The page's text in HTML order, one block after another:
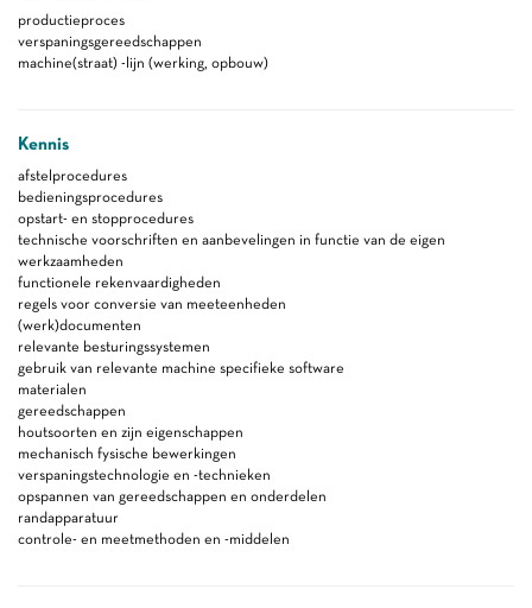
productieproces
verspaningsgereedschappen
machine(straat) -lijn (werking, opbouw)
Kennis
afstelprocedures
bedieningsprocedures
opstart- en stopprocedures
technische voorschriften en aanbevelingen in functie van de eigen
werkzaamheden
functionele rekenvaardigheden
regels voor conversie van meeteenheden
(werk)documenten
relevante besturingssystemen
gebruik van relevante machine specifieke software
materialen
gereedschappen
houtsoorten en zijn eigenschappen
mechanisch fysische bewerkingen
verspaningstechnologie en -technieken
opspannen van gereedschappen en onderdelen
randapparatuur
controle- en meetmethoden en -middelen